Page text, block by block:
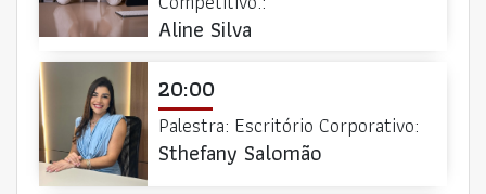
Aline Silva
20:00
Palestra: Escritório Corporativo:
Sthefany Salomão